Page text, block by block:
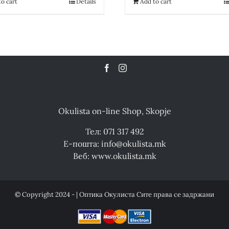
Okulista on-line Shop, Skopje
Тел: 071 317 492
Е-пошта: info@okulista.mk
Веб: www.okulista.mk
© Copyright 2024 - | Оптика Окулиста Сите права се задржани